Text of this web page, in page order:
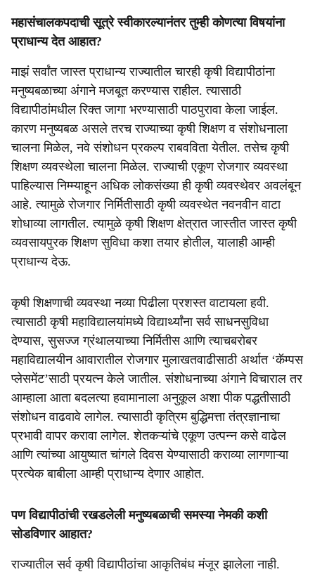
r
e
महासंचालकपदाची सूत्रे स्वीकारल्यानंतर तुम्ही कोणत्या विषयांना
प्राधान्य देत आहात?
माझं सर्वांत जास्त प्राधान्य राज्यातील चारही कृषी विद्यापीठांना
मनुष्यबळाच्या अंगाने मजबूत करण्यास राहील. त्यासाठी
विद्यापीठांमधील रिक्त जागा भरण्यासाठी पाठपुरावा केला जाईल.
कारण मनुष्यबळ असले तरच राज्याच्या कृषी शिक्षण व संशोधनाला
चालना मिळेल, नवे संशोधन प्रकल्प राबवविता येतील. तसेच कृषी
शिक्षण व्यवस्थेला चालना मिळेल. राज्याची एकूण रोजगार व्यवस्था
पाहिल्यास निम्म्याहून अधिक लोकसंख्या ही कृषी व्यवस्थेवर अवलंबून
आहे. त्यामुळे रोजगार निर्मितीसाठी कृषी व्यवस्थेत नवनवीन वाटा
शोधाव्या लागतील. त्यामुळे कृषी शिक्षण क्षेत्रात जास्तीत जास्त कृषी
व्यवसायपुरक शिक्षण सुविधा कशा तयार होतील, यालाही आम्ही
प्राधान्य देऊ.
कृषी शिक्षणाची व्यवस्था नव्या पिढीला प्रशस्त वाटायला हवी.
त्यासाठी कृषी महाविद्यालयांमध्ये विद्यार्थ्यांना सर्व साधनसुविधा
देण्यास, सुसज्ज ग्रंथालयाच्या निर्मितीस आणि त्याचबरोबर
महाविद्यालयीन आवारातील रोजगार मुलाखतवाढीसाठी अर्थात ‘कॅम्पस
प्लेसमेंट’साठी प्रयत्न केले जातील. संशोधनाच्या अंगाने विचाराल तर
आम्हाला आता बदलत्या हवामानाला अनुकूल अशा पीक पद्धतीसाठी
संशोधन वाढवावे लागेल. त्यासाठी कृत्रिम बुद्धिमत्ता तंत्रज्ञानाचा
प्रभावी वापर करावा लागेल. शेतकऱ्यांचे एकूण उत्पन्न कसे वाढेल
आणि त्यांच्या आयुष्यात चांगले दिवस येण्यासाठी कराव्या लागणाऱ्या
प्रत्येक बाबीला आम्ही प्राधान्य देणार आहोत.
पण विद्यापीठांची रखडलेली मनुष्यबळाची समस्या नेमकी कशी
सोडविणार आहात?
राज्यातील सर्व कृषी विद्यापीठांचा आकृतिबंध मंजूर झालेला नाही.